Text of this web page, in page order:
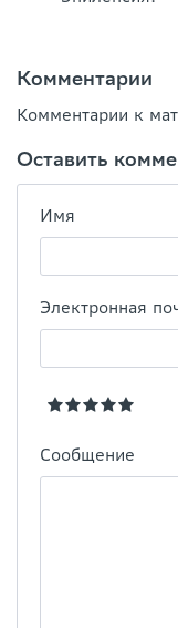
Комментарии
Комментарии к
Оставить
Имя
Электронная
Сообщение